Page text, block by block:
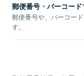
郵便番号・バーコー
郵便番号や、バーコー
す。